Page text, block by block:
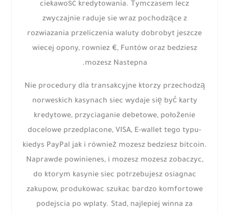
ciekawość kredytowania. Tymczasem lecz
zwyczajnie raduje sie wraz pochodzące z
rozwiazania przeliczenia waluty dobrobyt jeszcze
wiecej opony, rowniez €, Funtów oraz bedziesz
mozesz Nastepna.
Nie procedury dla transakcyjne ktorzy przechodzą
norweskich kasynach siec wydaje się być karty
kredytowe, przyciaganie debetowe, położenie
docelowe przedplacone, VISA, E-wallet tego typu-
kiedys PayPal jak i również mozesz bedziesz bitcoin.
Naprawde powinienes, i mozesz mozesz zobaczyc,
do ktorym kasynie siec potrzebujesz osiagnac
zakupow, produkowac szukac bardzo komfortowe
podejscia po wplaty. Stad, najlepiej winna za